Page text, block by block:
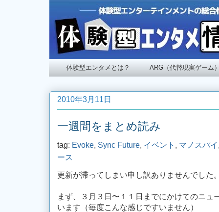
体験型エンタメとは？ ARG（代替現実ゲーム
2010年3月11日
一週間をまとめ読み
tag: Evoke, Sync Future, イベント , マノスパイ
ース
更新が滞ってしまい申し訳ありませんでした
まず、３月３日〜１１日までにかけてのニュ
います（毎度こんな感じですいません）